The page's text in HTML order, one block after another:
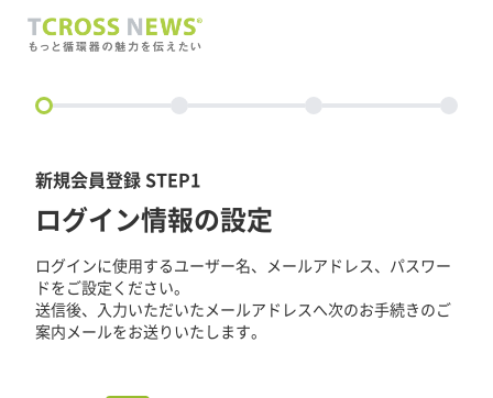
circle
新規会員登録 STEP1
ログイン情報の設定
ログインに使用するユーザー名、メールアドレス、パスワー
ドをご設定ください。
送信後、入力いただいたメールアドレスへ次のお手続きのご
案内メールをお送りいたします。